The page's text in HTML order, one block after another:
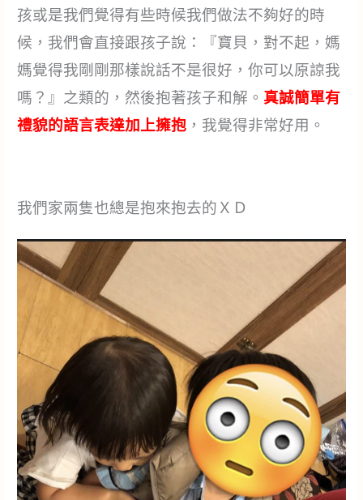
孩或是我們覺得有些時候我們做法不夠好的時
候，我們會直接跟孩子說：『寶貝，對不起，媽
媽覺得我剛剛那樣說話不是很好，你可以原諒我
嗎？』之類的，然後抱著孩子和解。 真誠簡單有
禮貌的語言表達加上擁抱 ，我覺得非常好用。
我們家兩隻也總是抱來抱去的ＸＤ